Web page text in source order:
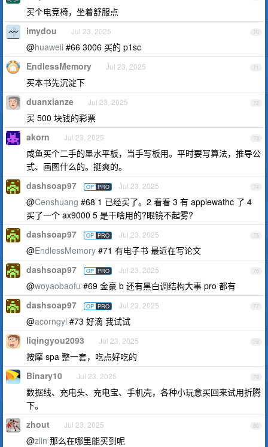
买个电竞椅，坐着舒服点
70
imydou Jul 23, 2025
@huaweii #66 3006 买的 p1sc
71
EndlessMemory Jul 23, 2025
买本书先沉淀下
72
duanxianze Jul 23, 2025
买 500 块钱的彩票
73
akorn Jul 23, 2025
咸鱼买个二手的墨水平板，当手写板用。平时要写算法，推导公
式、画图什么的。挺爽的。
74
dashsoap97 OP PRO Jul 23, 2025
@Censhuang #68 1 已经买了。2 看看 3 有 applewathc 了 4
买了一个 ax9000 5 是干啥用的?眼镜不起雾?
75
dashsoap97 OP PRO Jul 23, 2025
@EndlessMemory #71 有电子书 最近在写论文
76
dashsoap97 OP PRO Jul 23, 2025
@woyaobaofu #69 金豪 b 还有黑白调结构大事 pro 都有
77
dashsoap97 OP PRO Jul 23, 2025
@acorngyl #73 好滴 我试试
78
liqingyou2093 Jul 23, 2025
按摩 spa 整一套，吃点好吃的
79
Binary10 Jul 23, 2025
数据线、充电头、充电宝、手机壳，各种小玩意买回来试用折腾
下。
80
zhout Jul 23, 2025
@zlin 那么在哪里能买到呢